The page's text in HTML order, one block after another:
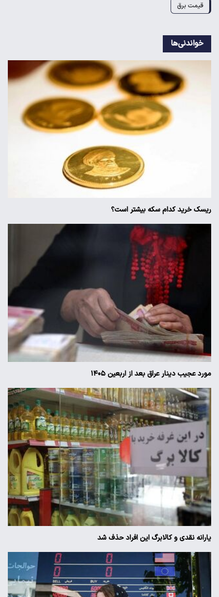
قیمت برق
خواندنی‌ها
ریسک خرید کدام سکه بیشتر است؟
مورد عجیب دینار عراق بعد از اربعین ۱۴۰۵
یارانه نقدی و کالابرگ این افراد حذف شد